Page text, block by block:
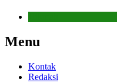
Menu
Kontak
Redaksi